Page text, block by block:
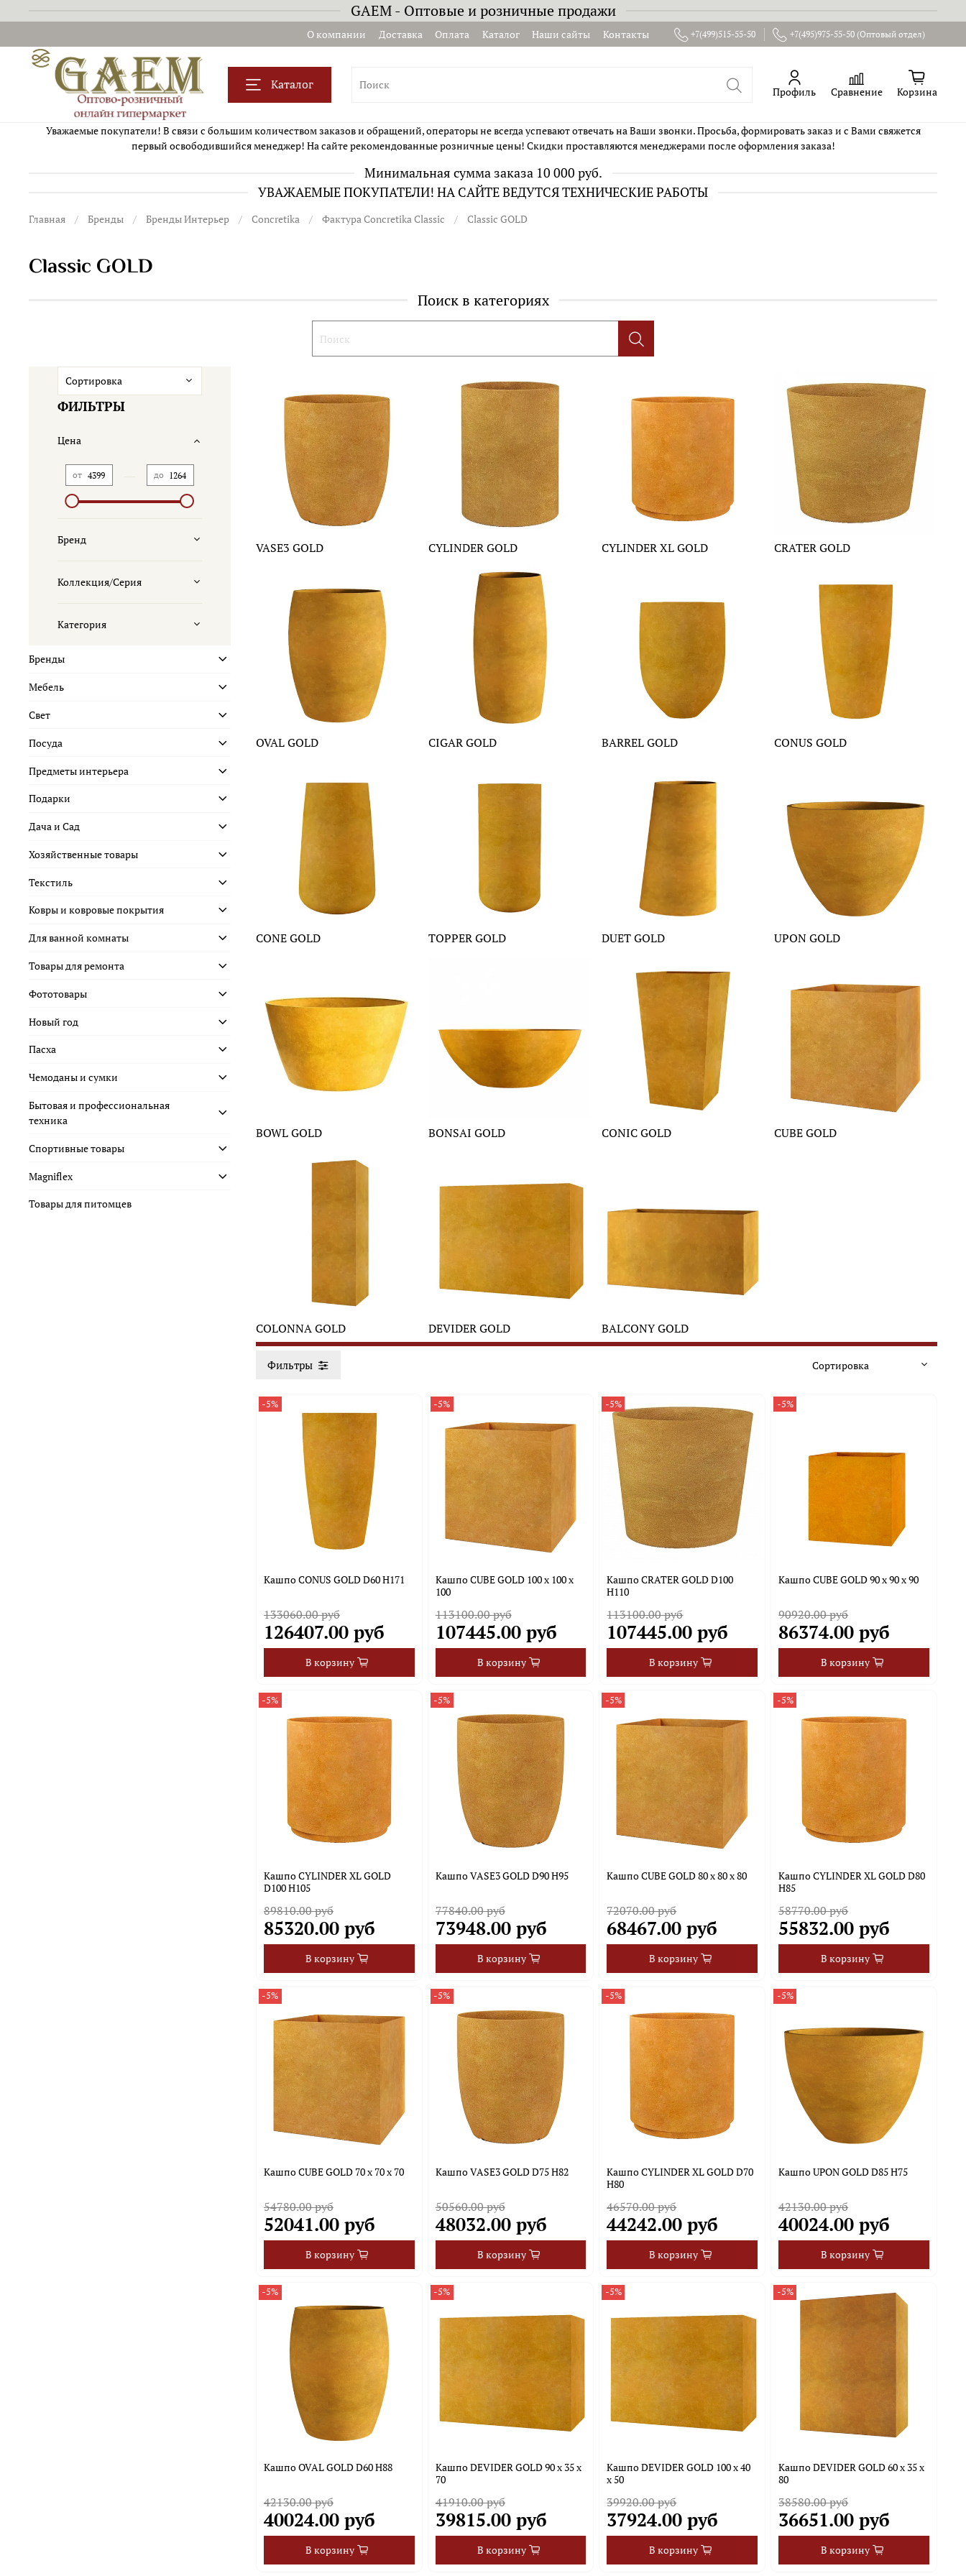
GAEM - Оптовые и розничные продажи
О компании Доставка Оплата Каталог Наши сайты Контакты +7(499)515-55-50 +7(495)975-55-50 (Оптовый отдел)
Каталог Профиль Сравнение Корзина
Уважаемые покупатели! В связи с большим количеством заказов и обращений, операторы не всегда успевают отвечать на Ваши звонки. Просьба, формировать заказ и с Вами свяжется
первый освободившийся менеджер! На сайте рекомендованные розничные цены! Скидки проставляются менеджерами после оформления заказа!
Минимальная сумма заказа 10 000 руб.
УВАЖАЕМЫЕ ПОКУПАТЕЛИ! НА САЙТЕ ВЕДУТСЯ ТЕХНИЧЕСКИЕ РАБОТЫ
Главная Бренды Бренды Интерьер Concretika Фактура Concretika Classic Classic GOLD
Classic GOLD
Поиск в категориях
VASE3 GOLD CYLINDER GOLD CYLINDER XL GOLD CRATER GOLD
OVAL GOLD CIGAR GOLD BARREL GOLD CONUS GOLD
CONE GOLD TOPPER GOLD DUET GOLD UPON GOLD
BOWL GOLD BONSAI GOLD CONIC GOLD CUBE GOLD
COLONNA GOLD DEVIDER GOLD BALCONY GOLD
Фильтры
-5%
Кашпо CONUS GOLD D60 H171
133060.00 руб
126407.00 руб
В корзину
-5%
Кашпо CUBE GOLD 100 x 100 x
100
113100.00 руб
107445.00 руб
В корзину
-5%
Кашпо CRATER GOLD D100
H110
113100.00 руб
107445.00 руб
В корзину
-5%
Кашпо CUBE GOLD 90 x 90 x 90
90920.00 руб
86374.00 руб
В корзину
-5%
Кашпо CYLINDER XL GOLD
D100 H105
89810.00 руб
85320.00 руб
В корзину
-5%
Кашпо VASE3 GOLD D90 H95
77840.00 руб
73948.00 руб
В корзину
-5%
Кашпо CUBE GOLD 80 x 80 х 80
72070.00 руб
68467.00 руб
В корзину
-5%
Кашпо CYLINDER XL GOLD D80
H85
58770.00 руб
55832.00 руб
В корзину
-5%
Кашпо CUBE GOLD 70 х 70 х 70
54780.00 руб
52041.00 руб
В корзину
-5%
Кашпо VASE3 GOLD D75 H82
50560.00 руб
48032.00 руб
В корзину
-5%
Кашпо CYLINDER XL GOLD D70
H80
46570.00 руб
44242.00 руб
В корзину
-5%
Кашпо UPON GOLD D85 H75
42130.00 руб
40024.00 руб
В корзину
-5%
Кашпо OVAL GOLD D60 H88
42130.00 руб
40024.00 руб
В корзину
-5%
Кашпо DEVIDER GOLD 90 x 35 x
70
41910.00 руб
39815.00 руб
В корзину
-5%
Кашпо DEVIDER GOLD 100 х 40
х 50
39920.00 руб
37924.00 руб
В корзину
-5%
Кашпо DEVIDER GOLD 60 x 35 x
80
38580.00 руб
36651.00 руб
В корзину
ФИЛЬТРЫ
Цена
от до
Бренд
Коллекция/Серия
Категория
Бренды
Мебель
Свет
Посуда
Предметы интерьера
Подарки
Дача и Сад
Хозяйственные товары
Текстиль
Ковры и ковровые покрытия
Для ванной комнаты
Товары для ремонта
Фототовары
Новый год
Пасха
Чемоданы и сумки
Бытовая и профессиональная
техника
Спортивные товары
Magniflex
Товары для питомцев